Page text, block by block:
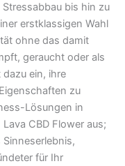
bis hin zu
erstklassigen Wahl
ohne das damit
geraucht oder als
dazu ein, ihre
zu
Lösungen in
CBD Flower aus;
für Ihr